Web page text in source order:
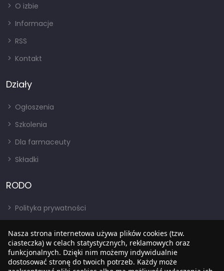
O izbie
Informacje
RSS
Kontakt
Działy
Ogłoszenia
Szkolenia
Dla farmaceuty
Składki
RODO
Polityka prywatności
RODO
BIP
Nasza strona internetowa używa plików cookies (tzw.
ciasteczka) w celach statystycznych, reklamowych oraz
funkcjonalnych. Dzięki nim możemy indywidualnie
dostosować stronę do twoich potrzeb. Każdy może